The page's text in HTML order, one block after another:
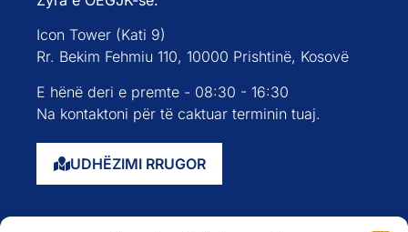
Icon Tower (Kati 9)
Rr. Bekim Fehmiu 110, 10000 Prishtinë, Kosovë
E hënë deri e premte - 08:30 - 16:30
Na kontaktoni për të caktuar terminin tuaj.
UDHËZIMI RRUGOR